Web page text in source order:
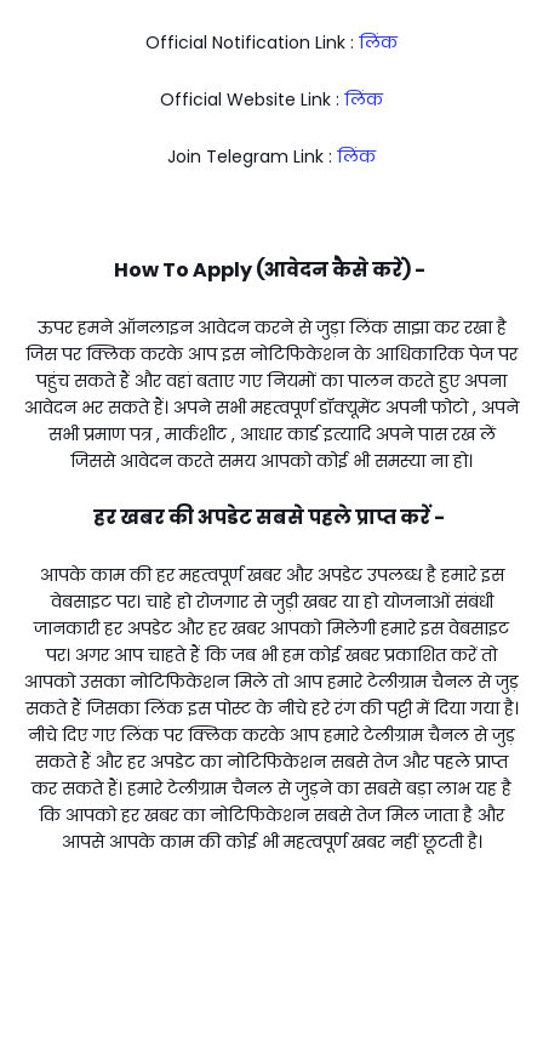
Official Notification Link : लिंक
Official Website Link : लिंक
Join Telegram Link : लिंक
How To Apply (आवेदन कैसे करें) -
ऊपर हमने ऑनलाइन आवेदन करने से जुड़ा लिंक साझा कर रखा है
जिस पर क्लिक करके आप इस नोटिफिकेशन के आधिकारिक पेज पर
पहुंच सकते हैं और वहां बताए गए नियमों का पालन करते हुए अपना
आवेदन भर सकते हैं। अपने सभी महत्वपूर्ण डॉक्यूमेंट अपनी फोटो , अपने
सभी प्रमाण पत्र , मार्कशीट , आधार कार्ड इत्यादि अपने पास रख लें
जिससे आवेदन करते समय आपको कोई भी समस्या ना हो।
हर खबर की अपडेट सबसे पहले प्राप्त करें -
आपके काम की हर महत्वपूर्ण खबर और अपडेट उपलब्ध है हमारे इस
वेबसाइट पर। चाहे हो रोजगार से जुड़ी खबर या हो योजनाओं संबंधी
जानकारी हर अपडेट और हर खबर आपको मिलेगी हमारे इस वेबसाइट
पर। अगर आप चाहते हैं कि जब भी हम कोई खबर प्रकाशित करें तो
आपको उसका नोटिफिकेशन मिले तो आप हमारे टेलीग्राम चैनल से जुड़
सकते हैं जिसका लिंक इस पोस्ट के नीचे हरे रंग की पट्टी में दिया गया है।
नीचे दिए गए लिंक पर क्लिक करके आप हमारे टेलीग्राम चैनल से जुड़
सकते हैं और हर अपडेट का नोटिफिकेशन सबसे तेज और पहले प्राप्त
कर सकते हैं। हमारे टेलीग्राम चैनल से जुड़ने का सबसे बड़ा लाभ यह है
कि आपको हर खबर का नोटिफिकेशन सबसे तेज मिल जाता है और
आपसे आपके काम की कोई भी महत्वपूर्ण खबर नहीं छूटती है।